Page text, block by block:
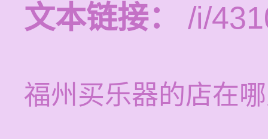
文本链接：
/i/
福州买乐器的店在